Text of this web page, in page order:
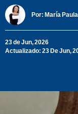
Por: María
23 de Jun, 2026
Actualizado: 23 De Jun,